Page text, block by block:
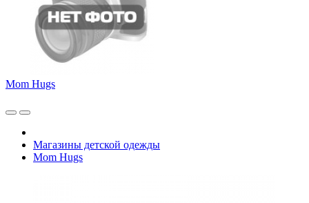
Mom Hugs
Магазины детской одежды
Mom Hugs